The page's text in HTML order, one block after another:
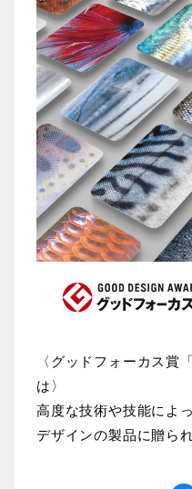
〈グッドフォーカス賞
は〉
高度な技術や技能によ
デザインの製品に贈られ